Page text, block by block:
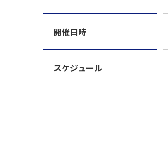
開催日時
スケジュール